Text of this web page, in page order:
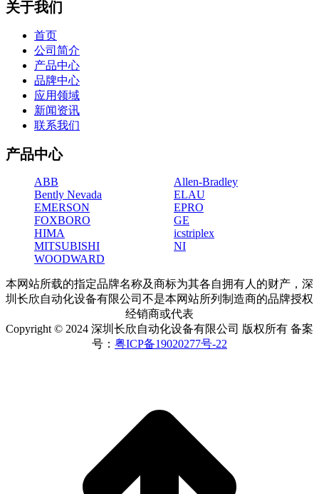
关于我们
首页
公司简介
产品中心
品牌中心
应用领域
新闻资讯
联系我们
产品中心
ABB
Allen-Bradley
Bently Nevada
ELAU
EMERSON
EPRO
FOXBORO
GE
HIMA
icstriplex
MITSUBISHI
NI
WOODWARD
本网站所载的指定品牌名称及商标为其各自拥有人的财产，深
圳长欣自动化设备有限公司不是本网站所列制造商的品牌授权
经销商或代表
Copyright © 2024 深圳长欣自动化设备有限公司 版权所有 备案
号： 粤ICP备19020277号-22